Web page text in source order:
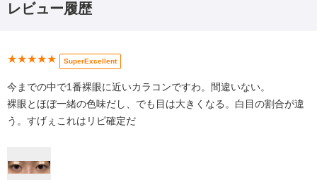
レビュー履歴
★★★★★ SuperExcellent
今までの中で1番裸眼に近いカラコンですわ。間違いない。
裸眼とほぼ一緒の色味だし、でも目は大きくなる。白目の割合が違
う。すげぇこれはリピ確定だ